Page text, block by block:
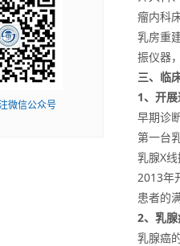
瘤内科
乳房重
振仪器
三、临
1、开展
早期诊
第一台
乳腺X
2013年
患者的
2、乳腺
乳腺癌
微信公众号